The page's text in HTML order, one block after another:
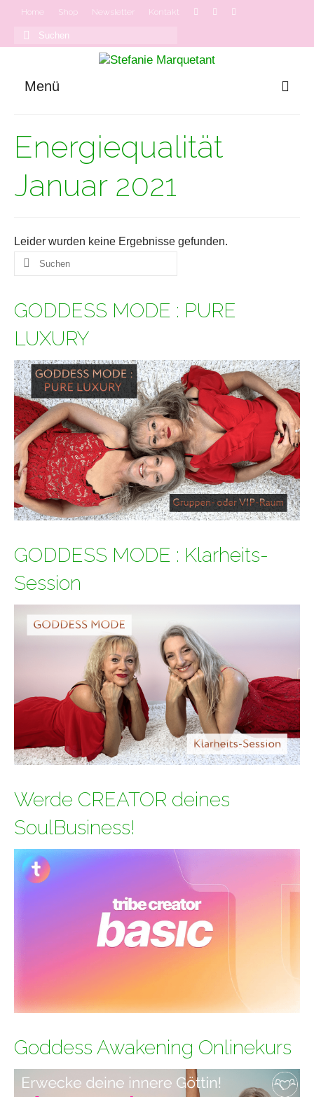
Home Shop Newsletter Kontakt
Suchen
Menü
Onlinekurse
Energiequalität
Januar 2021
Leider wurden keine Ergebnisse gefunden.
Suchen
nach:
GODDESS MODE : PURE
LUXURY
GODDESS MODE : Klarheits-
Session
Werde CREATOR deines
SoulBusiness!
Goddess Awakening Onlinekurs